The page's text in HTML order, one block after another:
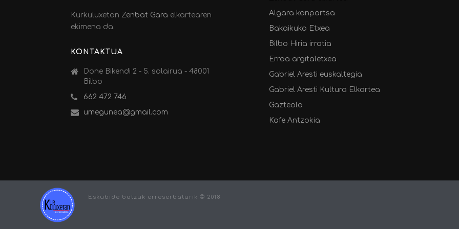
KurkuluxetanZenbat Gara elkartearen
ekimena da.
KONTAKTUA
Done Bikendi 2 - 5. solairua - 48001
Bilbo
662 472 746
umegunea@gmail.com
Algara konpartsa
Bakaikuko Etxea
Bilbo Hiria irratia
Erroa argitaletxea
Gabriel Aresti euskaltegia
Gabriel Aresti Kultura Elkartea
Gazteola
Kafe Antzokia
Eskubide batzuk erreserbaturik © 2018